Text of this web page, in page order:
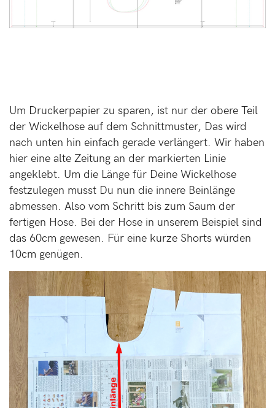
Um Druckerpapier zu sparen, ist nur der obere Teil
der Wickelhose auf dem Schnittmuster, Das wird
nach unten hin einfach gerade verlängert. Wir haben
hier eine alte Zeitung an der markierten Linie
angeklebt. Um die Länge für Deine Wickelhose
festzulegen musst Du nun die innere Beinlänge
abmessen. Also vom Schritt bis zum Saum der
fertigen Hose. Bei der Hose in unserem Beispiel sind
das 60cm gewesen. Für eine kurze Shorts würden
10cm genügen.